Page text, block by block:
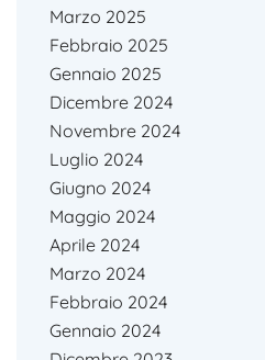
Marzo 2025
Febbraio 2025
Gennaio 2025
Dicembre 2024
Novembre 2024
Luglio 2024
Giugno 2024
Maggio 2024
Aprile 2024
Marzo 2024
Febbraio 2024
Gennaio 2024